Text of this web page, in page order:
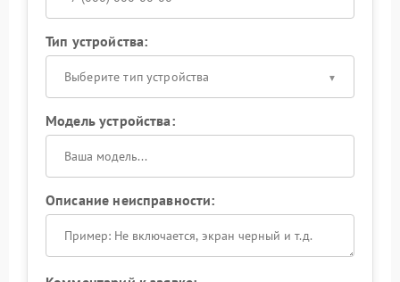
Тип устройства:
Выберите тип устройства
Модель устройства:
Описание неисправности: